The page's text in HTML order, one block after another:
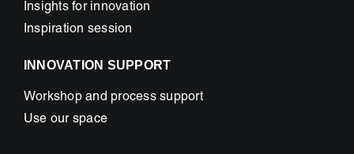
Insights for innovation
Inspiration session
INNOVATION SUPPORT
Workshop and process support
Use our space